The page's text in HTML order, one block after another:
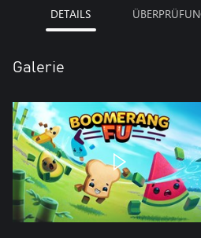
DETAILS
Galerie